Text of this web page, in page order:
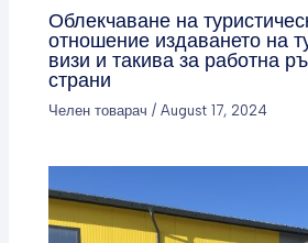
Облекчаване на
отношение издаването на
визи и такива за работна
страни
Челен товарач /August 17, 2024